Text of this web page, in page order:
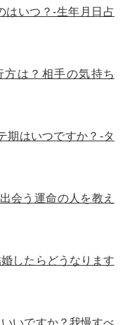
はいつ？-生年月日占
は？相手の気持ち
期はいつですか？-タ
会う運命の人を教え
したらどうなります
いですか？我慢すべ